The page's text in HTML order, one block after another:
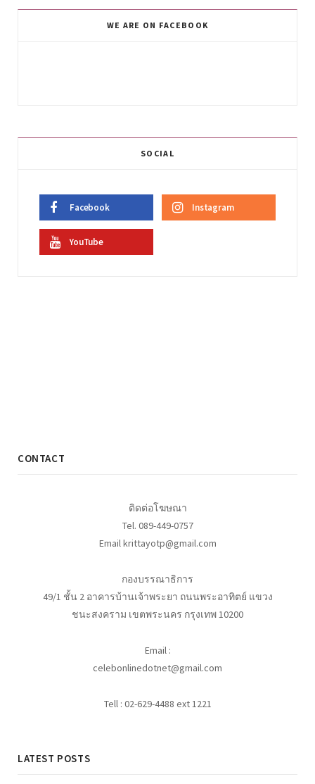
WE ARE ON FACEBOOK
SOCIAL
Facebook Instagram
YouTube
CONTACT
ติดต่อโฆษณา
Tel. 089-449-0757
Email krittayotp@gmail.com
กองบรรณาธิการ
49/1 ชั้น 2 อาคารบ้านเจ้าพระยา ถนนพระอาทิตย์ แขวง
ชนะสงคราม เขตพระนคร กรุงเทพ 10200
Email :
celebonlinedotnet@gmail.com
Tell : 02-629-4488 ext 1221
LATEST POSTS